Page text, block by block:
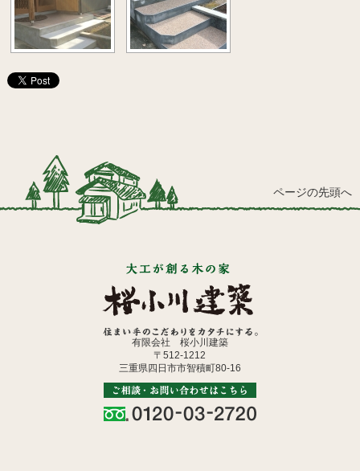
ページの先頭へ
有限会社 桜小川建築
〒512-1212
三重県四日市市智積町80-16